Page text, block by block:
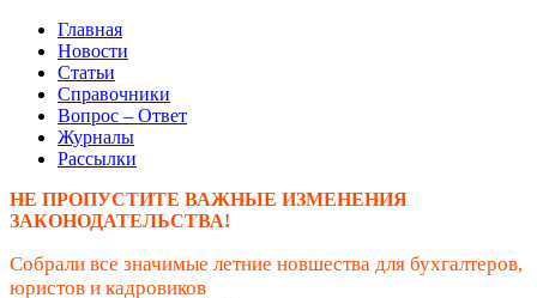
Главная
Новости
Статьи
Справочники
Вопрос – Ответ
Журналы
Рассылки
НЕ ПРОПУСТИТЕ ВАЖНЫЕ ИЗМЕНЕНИЯ
ЗАКОНОДАТЕЛЬСТВА!
Собрали все значимые летние новшества для бухгалтеров,
юристов и кадровиков